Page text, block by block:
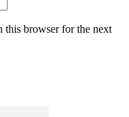
this browser for the next